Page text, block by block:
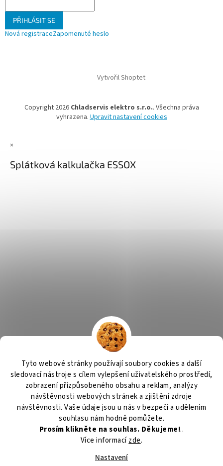
Tyto webové stránky používají soubory cookies a další
sledovací nástroje s cílem vylepšení uživatelského prostředí,
zobrazení přizpůsobeného obsahu a reklam, analýzy
návštěvnosti webových stránek a zjištění zdroje
návštěvnosti. Vaše údaje jsou u nás v bezpečí a udělením
souhlasu nám hodně pomůžete.
Prosím klikněte na souhlas. Děkujeme!..
Více informacízde.
Nastavení
PŘIHLÁSIT SE
Nová registraceZapomenuté heslo
Vytvořil Shoptet
Copyright 2026 Chladservis elektro s.r.o.. Všechna práva
vyhrazena.Upravit nastavení cookies
×
Splátková kalkulačka ESSOX